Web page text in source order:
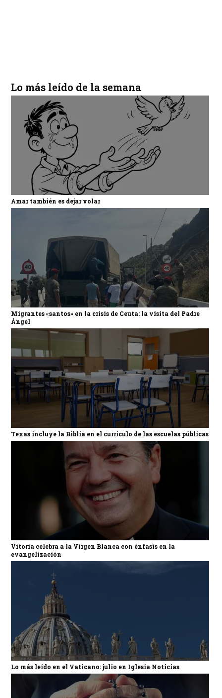
Lo más leído de la semana
Amar también es dejar volar
Migrantes «santos» en la crisis de Ceuta: la visita del Padre
Ángel
Texas incluye la Biblia en el currículo de las escuelas públicas
Vitoria celebra a la Virgen Blanca con énfasis en la
evangelización
Lo más leído en el Vaticano: julio en Iglesia Noticias